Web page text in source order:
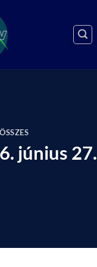
ÖSSZES
június 27.